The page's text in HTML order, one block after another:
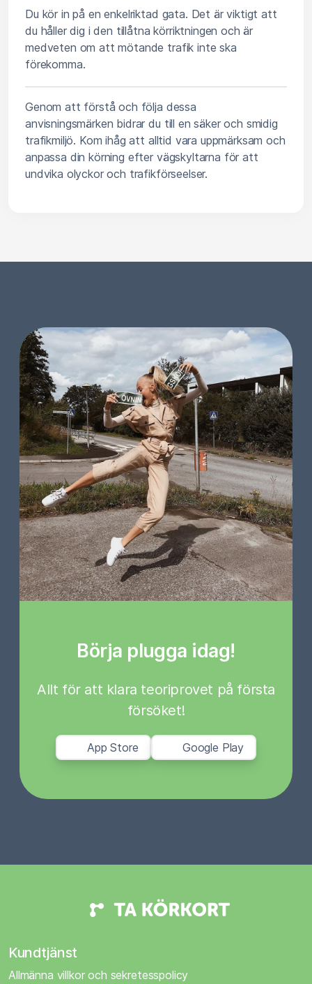
Du kör in på en enkelriktad gata. Det är viktigt att
du håller dig i den tillåtna körriktningen och är
medveten om att mötande trafik inte ska
förekomma.
Genom att förstå och följa dessa
anvisningsmärken bidrar du till en säker och smidig
trafikmiljö. Kom ihåg att alltid vara uppmärksam och
anpassa din körning efter vägskyltarna för att
undvika olyckor och trafikförseelser.
Börja plugga idag!
Allt för att klara teoriprovet på första
försöket!
App Store Google Play
Kundtjänst
Allmänna villkor och sekretesspolicy